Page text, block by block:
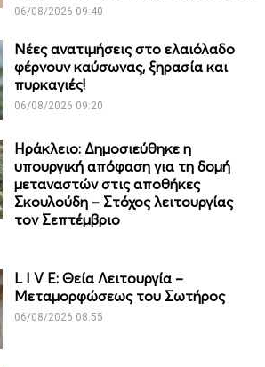
06/08/2026 09:40
Νέες ανατιμήσεις στο ελαιόλαδο
φέρνουν καύσωνας, ξηρασία και
πυρκαγιές!
06/08/2026 09:20
Ηράκλειο: Δημοσιεύθηκε η
υπουργική απόφαση για τη δομή
μεταναστών στις αποθήκες
Σκουλούδη – Στόχος λειτουργίας
τον Σεπτέμβριο
L I V E: Θεία Λειτουργία –
Μεταμορφώσεως του Σωτήρος
06/08/2026 08:55